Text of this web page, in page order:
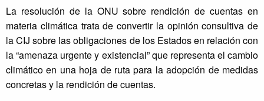
La resolución de la ONU sobre rendición de cuentas en
materia climática trata de convertir la opinión consultiva de
la CIJ sobre las obligaciones de los Estados en relación con
la “amenaza urgente y existencial” que representa el cambio
climático en una hoja de ruta para la adopción de medidas
concretas y la rendición de cuentas.